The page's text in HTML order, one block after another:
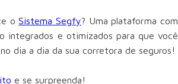
oSistema Segfy? Uma plataforma com
integrados e otimizados para que você
dia a dia da sua corretora de seguros!
e se surpreenda!